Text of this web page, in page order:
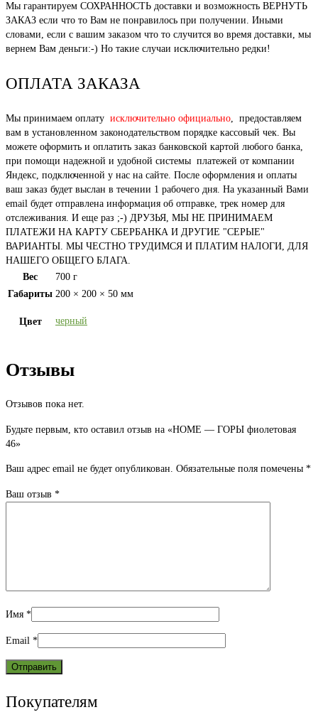
Мы гарантируем СОХРАННОСТЬ доставки и возможность ВЕРНУТЬ
ЗАКАЗ если что то Вам не понравилось при получении. Иными
словами, если с вашим заказом что то случится во время доставки, мы
вернем Вам деньги:-) Но такие случаи исключительно редки!
ОПЛАТА ЗАКАЗА
Мы принимаем оплату исключительно официально, предоставляем
вам в установленном законодательством порядке кассовый чек. Вы
можете оформить и оплатить заказ банковской картой любого банка,
при помощи надежной и удобной системы платежей от компании
Яндекс, подключенной у нас на сайте. После оформления и оплаты
ваш заказ будет выслан в течении 1 рабочего дня. На указанный Вами
email будет отправлена информация об отправке, трек номер для
отслеживания. И еще раз ;-) ДРУЗЬЯ, МЫ НЕ ПРИНИМАЕМ
ПЛАТЕЖИ НА КАРТУ СБЕРБАНКА И ДРУГИЕ "СЕРЫЕ"
ВАРИАНТЫ. МЫ ЧЕСТНО ТРУДИМСЯ И ПЛАТИМ НАЛОГИ, ДЛЯ
НАШЕГО ОБЩЕГО БЛАГА.
Вес
700 г
Габариты 200 × 200 × 50 мм
Цвет черный
Отзывы
Отзывов пока нет.
Будьте первым, кто оставил отзыв на «HOME — ГОРЫ фиолетовая
46»
Ваш адрес email не будет опубликован. Обязательные поля помечены *
Ваш отзыв *
Имя *
Email *
Покупателям